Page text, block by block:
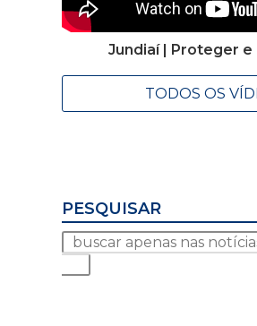
Jundiaí | Proteger e
TODOS OS
PESQUISAR